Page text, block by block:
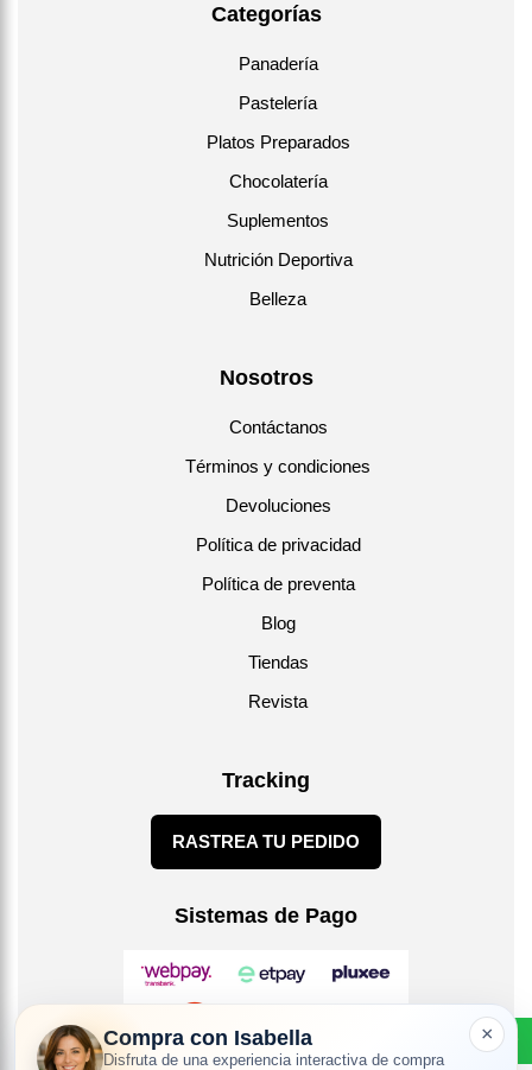
Categorías
Panadería
Pastelería
Platos Preparados
Chocolatería
Suplementos
Nutrición Deportiva
Belleza
Nosotros
Contáctanos
Términos y condiciones
Devoluciones
Política de privacidad
Política de preventa
Blog
Tiendas
Revista
Tracking
RASTREA TU PEDIDO
Sistemas de Pago